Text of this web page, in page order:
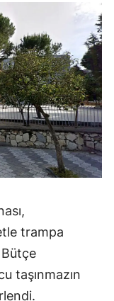
trampa
taşınmazın